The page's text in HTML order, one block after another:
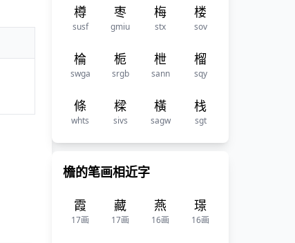
樽
susf
枣
gmiu
梅
stx
楼
sov
棆
swga
栀
srgb
枻
sann
榴
sqy
條
whts
樑
sivs
橫
sagw
栈
sgt
檐的笔画相近字
霞
17画
藏
17画
燕
16画
璟
16画